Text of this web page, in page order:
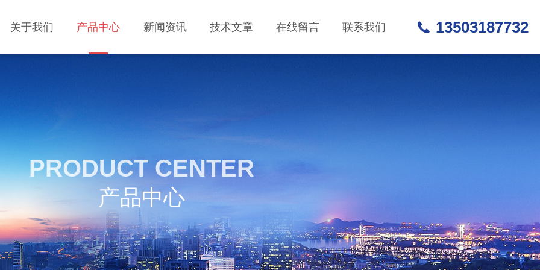
关于我们 产品中心 新闻资讯 技术文章 在线留言 联系我们 13503187732
PRODUCT CENTER
产品中心